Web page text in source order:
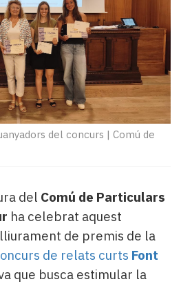
del concurs | Comú de
del Comú de Particulars
ha celebrat aquest
de premis de la
de relats curts Font
que busca estimular la